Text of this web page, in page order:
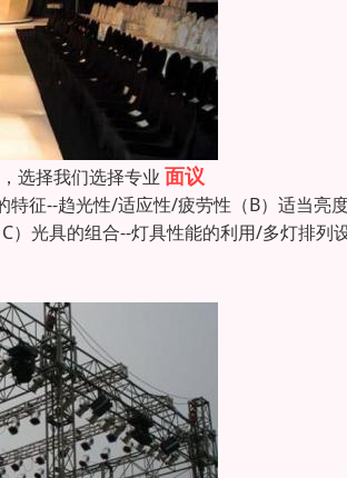
选择我们选择专业 面议
征--趋光性/适应性/疲劳性（B）适当亮
）光具的组合--灯具性能的利用/多灯排列